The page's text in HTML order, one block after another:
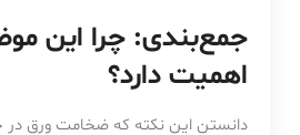
جمع‌بندی: چرا این
اهمیت دارد؟
دانستن این نکته که ضخامت ورق در